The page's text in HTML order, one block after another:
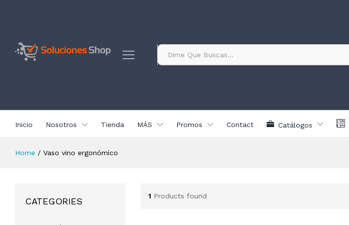
Todo
Inicio Nosotros Tienda MÁS Promos Contact Catálogos
Home / Vaso vino ergonómico
1 Products found
CATEGORIES